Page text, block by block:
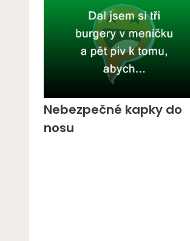
Nebezpečné kapky do
nosu